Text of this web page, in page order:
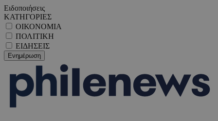
Ειδοποιήσεις
ΚΑΤΗΓΟΡΙΕΣ
ΟΙΚΟΝΟΜΙΑ
ΠΟΛΙΤΙΚΗ
ΕΙΔΗΣΕΙΣ